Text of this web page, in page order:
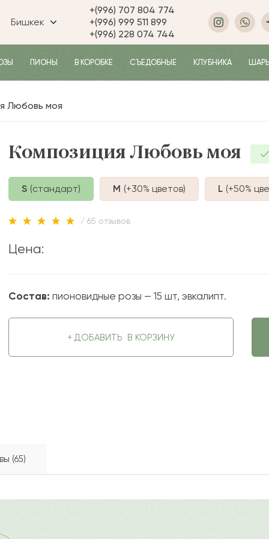
Бишкек
+(996) 707 804 774
+(996) 999 511 899
+(996) 228 074 744
ПИОНЫ В КОРОБКЕ СЪЕДОБНЫЕ КЛУБНИКА
Любовь моя
Композиция Любовь моя
S (стандарт) M (+30% цветов) L (+50%
/ 65 отзывов
Цена:
Состав: пионовидные розы — 15 шт, эвкалипт.
+ ДОБАВИТЬ В КОРЗИНУ
(65)
и презентабельной. Алые розы в сочетании с